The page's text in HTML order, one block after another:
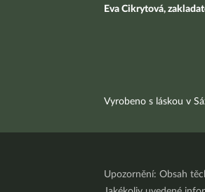
Eva Cikrytová,
Vyrobeno s láskou v
Upozornění: Obsah